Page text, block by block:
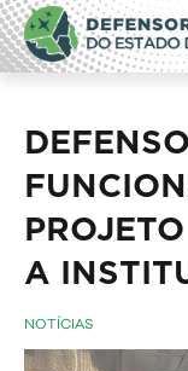
Pular
para
o
conteúdo
Defensoria
Amazonas
A
NOTÍCIAS